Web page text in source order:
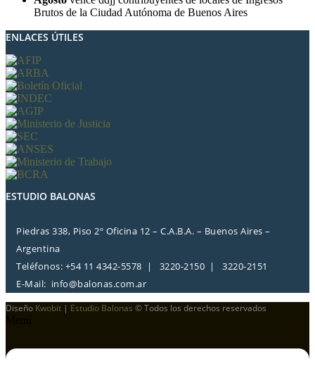
Brutos de la Ciudad Autónoma de Buenos Aires
ENLACES ÚTILES
ESTUDIO BALONAS
Piedras 338, Piso 2º Oficina 12 – C.A.B.A. – Buenos Aires –
Argentina
Teléfonos: +54 11 4342-5578 | 3220-2150 | 3220-2151
E-Mail: info@balonas.com.ar
Diseño Kwobit | Estudio Balonas © Todos los derechos reservados